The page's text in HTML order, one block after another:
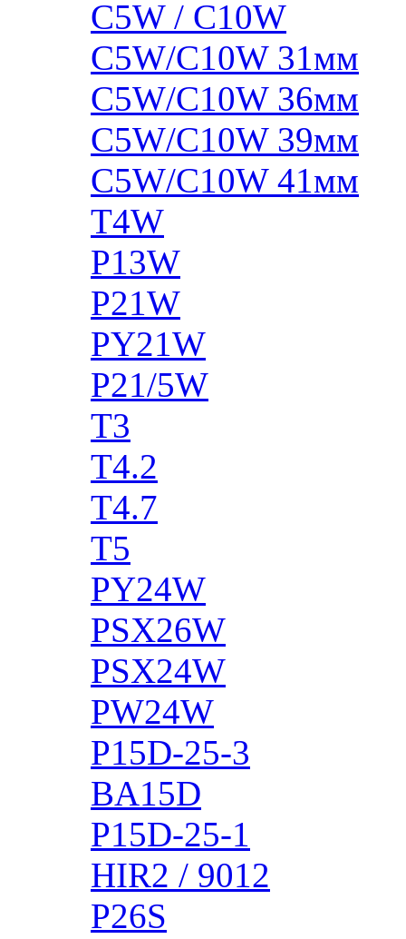
C5W / C10W
C5W/C10W 31мм
C5W/C10W 36мм
C5W/C10W 39мм
C5W/C10W 41мм
T4W
P13W
P21W
PY21W
P21/5W
T3
T4.2
T4.7
T5
PY24W
PSX26W
PSX24W
PW24W
P15D-25-3
BA15D
P15D-25-1
HIR2 / 9012
P26S